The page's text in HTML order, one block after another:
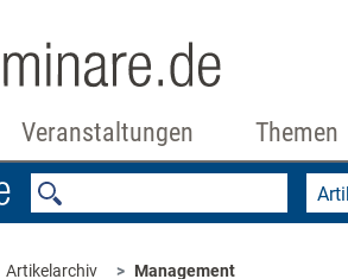
Veranstaltungen Themen
Artikelarchiv Management